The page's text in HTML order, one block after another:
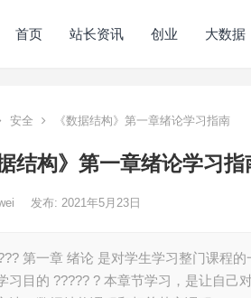
首页 站长资讯 创业 大数据
安全 《数据结构》第一章绪论学习指南
据结构》第一章绪论学习指
发布: 2021年5月23日
第一章 绪论 是对学生学习整门课程
习目的 ????? ? 本章节学习，是让自己